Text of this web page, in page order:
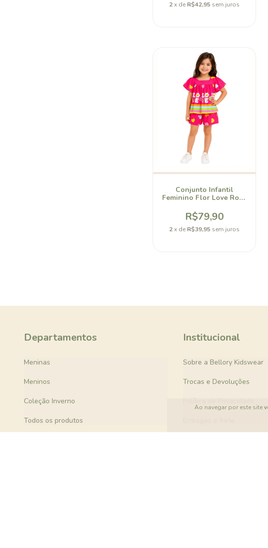
Ao navegar por este site
2 x de R$42,95 sem juros
Conjunto Infantil
Feminino Flor Love Rosa
R$79,90
2 x de R$39,95 sem juros
Departamentos
Meninas
Meninos
Coleção Inverno
Todos os produtos
Institucional
Sobre a Bellory Kidswear
Trocas e Devoluções
Política de Privacidade